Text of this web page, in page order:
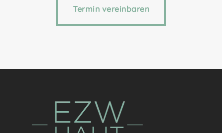
Termin vereinbaren